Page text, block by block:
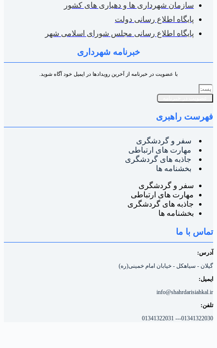
سازمان شهرداری ها و دهیاری های کشور
پایگاه اطلاع رسانی دولت
پایگاه اطلاع رسانی مجلس شورای اسلامی شهر
خبرنامه شهرداری
با عضویت در خبرنامه از آخرین رویدادها در ایمیل خود آگاه شوید.
راهبری
سفر و گردشگری
مهارت های ارتباطی
جاذبه های گردشگری
بخشنامه ها
سفر و گردشگری
مهارت های ارتباطی
جاذبه های گردشگری
بخشنامه ها
با ما
- سیاهکل - خیابان امام خمینی(ره)
01341322030---